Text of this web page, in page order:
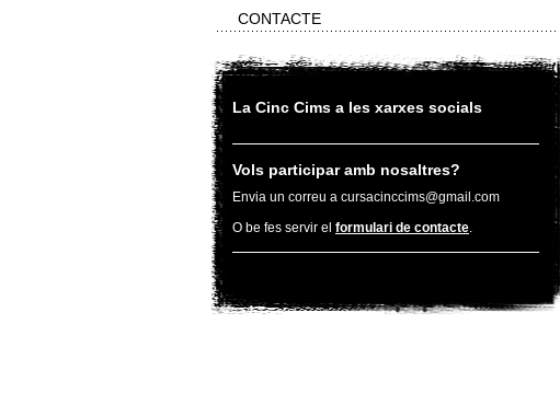
CONTACTE
La Cinc Cims a les xarxes socials
Vols participar amb nosaltres?
Envia un correu a cursacinccims@gmail.com
O be fes servir el formulari de contacte.